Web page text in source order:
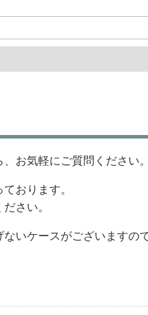
お気軽にご質問ください。
おります。
さい。
いケースがございますの